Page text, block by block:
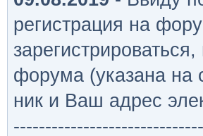
регистрация на
форума (указана на
ник и Ваш адрес